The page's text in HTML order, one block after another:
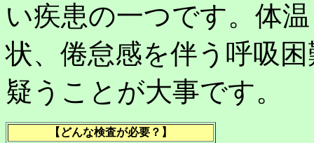
い疾患の一つです。体
状、倦怠感を伴う呼吸
疑うことが大事です。
【どんな検査が必要？】